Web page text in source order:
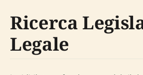
Ricerca
Legale